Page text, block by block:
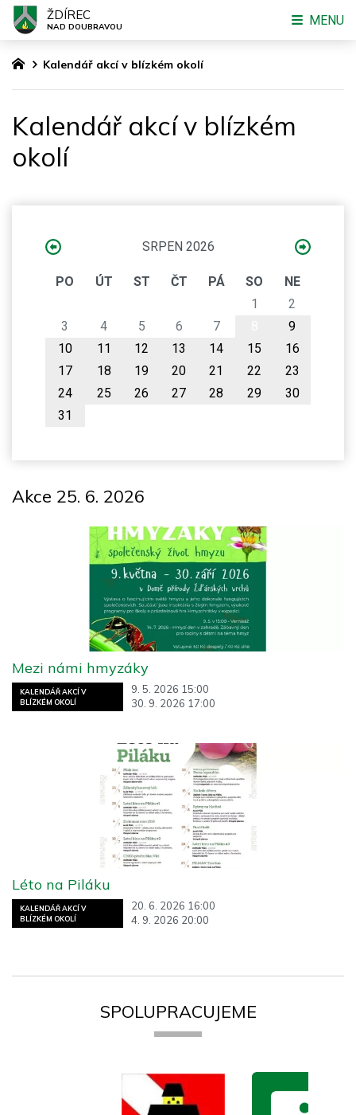
Kalendář akcí v blízkém okolí
Kalendář akcí v blízkém
okolí
SRPEN 2026
PO ÚT ST ČT PÁ SO
NE
1
2
3
4 5 6 7
9
10
11 12 13 14 15
16
17
18 19 20 21 22
23
24
25 26 27 28 29
30
31
Akce 25. 6. 2026
KALENDÁŘ AKCÍ V
BLÍZKÉM OKOLÍ
9. 5. 2026 15:00
30. 9. 2026 17:00
Mezi námi hmyzáky
KALENDÁŘ AKCÍ V
BLÍZKÉM OKOLÍ
20. 6. 2026 16:00
4. 9. 2026 20:00
Léto na Piláku
SPOLUPRACUJEME
ŽDÍREC
NAD DOUBRAVOU MENU